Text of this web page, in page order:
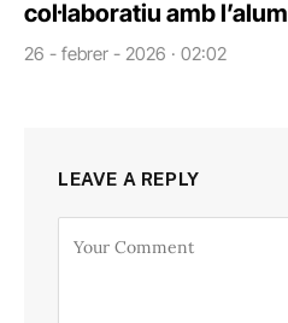
col·laboratiu amb
26 - febrer - 2026 · 02:02
LEAVE A REPLY